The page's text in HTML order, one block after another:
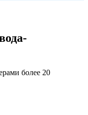
более 20